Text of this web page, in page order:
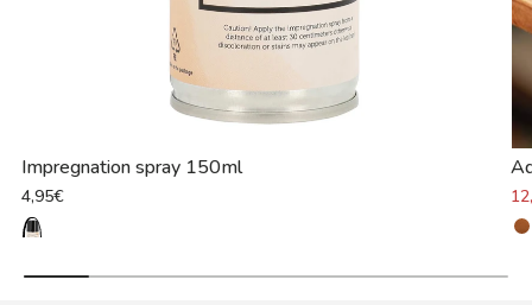
Impregnation spray 150ml
4,95€